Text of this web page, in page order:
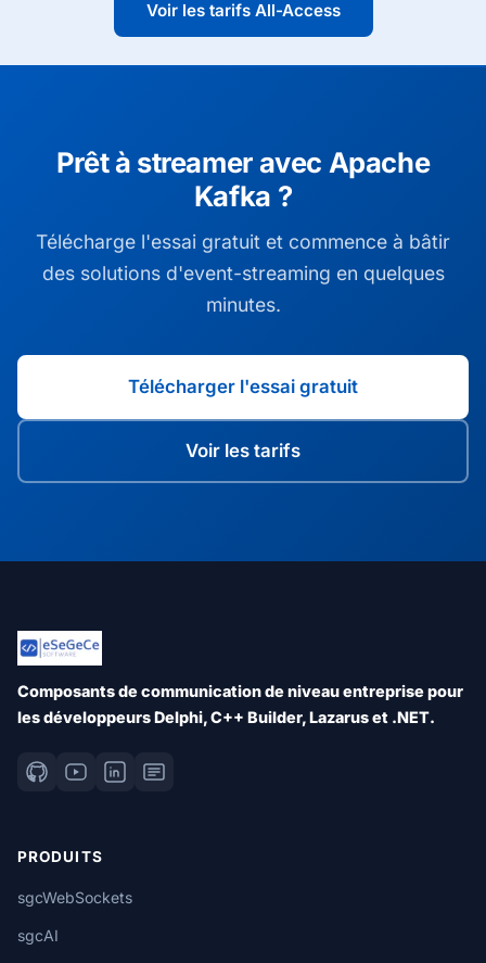
Voir les tarifs All-Access
Prêt à streamer avec Apache
Kafka ?
Télécharge l'essai gratuit et commence à bâtir
des solutions d'event-streaming en quelques
minutes.
Télécharger l'essai gratuit
Voir les tarifs
Composants de communication de niveau entreprise pour
les développeurs Delphi, C++ Builder, Lazarus et .NET.
PRODUITS
sgcWebSockets
sgcAI